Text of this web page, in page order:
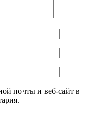
почты и веб-сайт в